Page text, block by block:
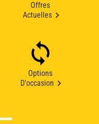
Offres
Actuelles
Options
D'occasion